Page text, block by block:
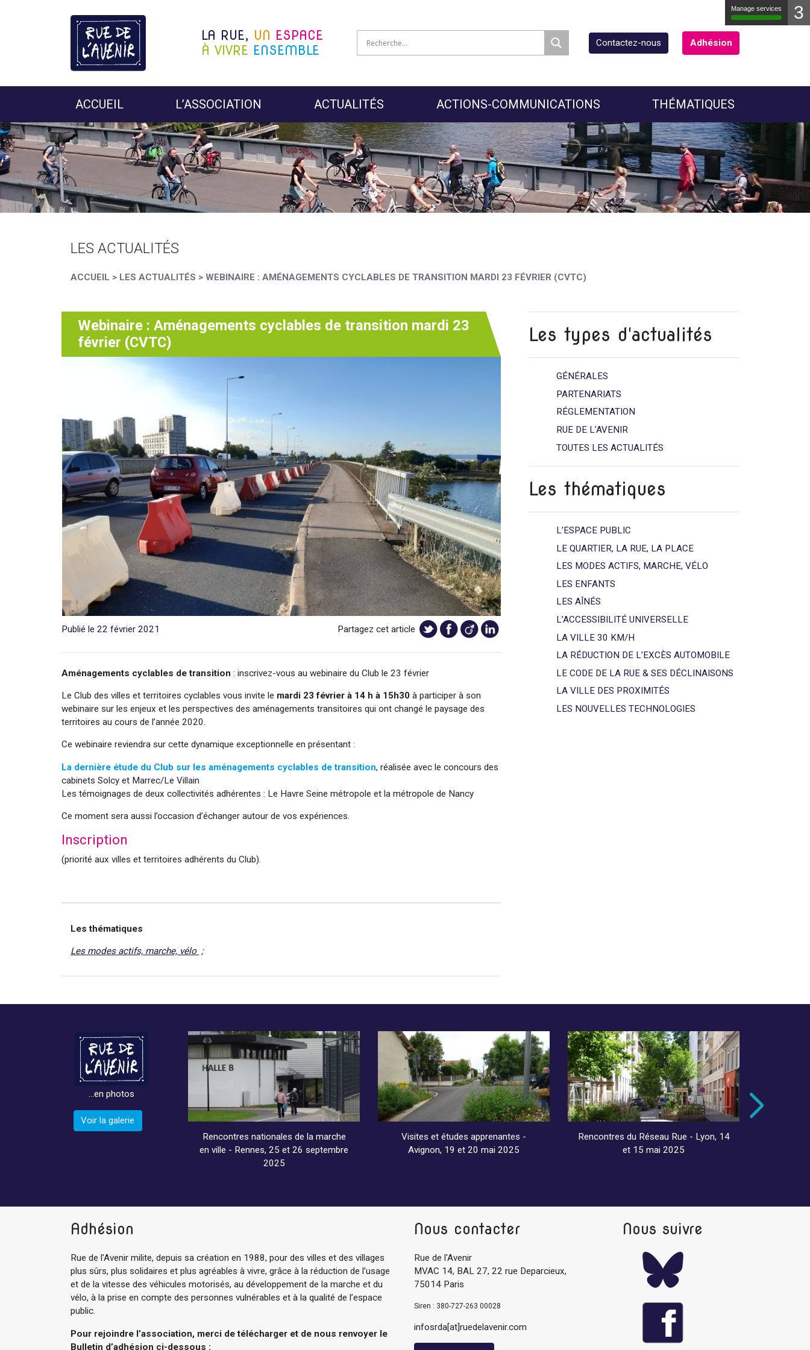
LA RUE, UN ESPACE
À VIVRE ENSEMBLE Contactez-nous Adhésion
ACCUEIL L’ASSOCIATION ACTUALITÉS ACTIONS-COMMUNICATIONS THÉMATIQUES
LES ACTUALITÉS
ACCUEIL > LES ACTUALITÉS > WEBINAIRE : AMÉNAGEMENTS CYCLABLES DE TRANSITION MARDI 23 FÉVRIER (CVTC)
Webinaire : Aménagements cyclables de transition mardi 23
février (CVTC)
Publié le 22 février 2021 Partagez cet article
Aménagements cyclables de transition : inscrivez-vous au webinaire du Club le 23 février
Le Club des villes et territoires cyclables vous invite le mardi 23 février à 14 h à 15h30 à participer à son
webinaire sur les enjeux et les perspectives des aménagements transitoires qui ont changé le paysage des
territoires au cours de l’année 2020.
Ce webinaire reviendra sur cette dynamique exceptionnelle en présentant :
La dernière étude du Club sur les aménagements cyclables de transition, réalisée avec le concours des
cabinets Solcy et Marrec/Le Villain
Les témoignages de deux collectivités adhérentes : Le Havre Seine métropole et la métropole de Nancy
Ce moment sera aussi l’occasion d’échanger autour de vos expériences.
Inscription
(priorité aux villes et territoires adhérents du Club).
Les thématiques
Les modes actifs, marche, vélo
Les types d'actualités
GÉNÉRALES
PARTENARIATS
RÉGLEMENTATION
RUE DE L’AVENIR
TOUTES LES ACTUALITÉS
Les thématiques
L’ESPACE PUBLIC
LE QUARTIER, LA RUE, LA PLACE
LES MODES ACTIFS, MARCHE, VÉLO
LES ENFANTS
LES AÎNÉS
L’ACCESSIBILITÉ UNIVERSELLE
LA VILLE 30 KM/H
LA RÉDUCTION DE L’EXCÈS AUTOMOBILE
LE CODE DE LA RUE & SES DÉCLINAISONS
LA VILLE DES PROXIMITÉS
LES NOUVELLES TECHNOLOGIES
…en photos
Voir la galerie
Rencontres nationales de la marche
en ville - Rennes, 25 et 26 septembre
2025
Visites et études apprenantes -
Avignon, 19 et 20 mai 2025
Rencontres du Réseau Rue - Lyon, 14
et 15 mai 2025
Adhésion
Rue de l’Avenir milite, depuis sa création en 1988, pour des villes et des villages
plus sûrs, plus solidaires et plus agréables à vivre, grâce à la réduction de l’usage
et de la vitesse des véhicules motorisés, au développement de la marche et du
vélo, à la prise en compte des personnes vulnérables et à la qualité de l’espace
public.
Pour rejoindre l’association, merci de télécharger et de nous renvoyer le
Bulletin d’adhésion ci-dessous :
Nous contacter
Rue de l'Avenir
MVAC 14, BAL 27, 22 rue Deparcieux,
75014 Paris
Siren : 380-727-263 00028
infosrda[at]ruedelavenir.com
Nous suivre
Manage services 3